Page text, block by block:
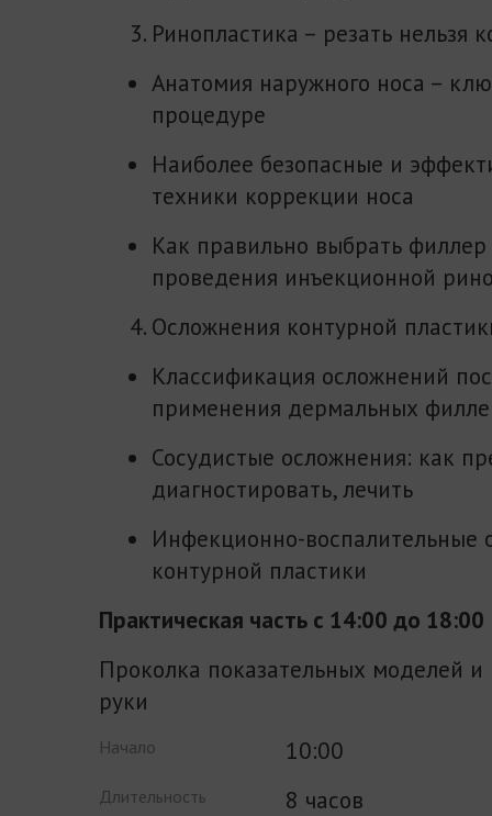
Ринопластика – резать нельзя
Анатомия наружного носа –
процедуре
Наиболее безопасные и
техники коррекции носа
Как правильно выбрать
проведения инъекционной
Осложнения контурной
Классификация осложнений
применения дермальных
Сосудистые осложнения: как
диагностировать, лечить
Инфекционно-воспалительные
контурной пластики
Практическая часть с 14:00 до 18:00
Проколка показательных моделей и
руки
Начало 10:00
Длительность 8 часов